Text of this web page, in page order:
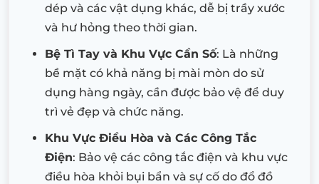
dép và các vật dụng khác, dễ bị trầy xước
và hư hỏng theo thời gian.
Bệ Tì Tay và Khu Vực Cần Số: Là những
bề mặt có khả năng bị mài mòn do sử
dụng hàng ngày, cần được bảo vệ để duy
trì vẻ đẹp và chức năng.
Khu Vực Điều Hòa và Các Công Tắc
Điện: Bảo vệ các công tắc điện và khu vực
điều hòa khỏi bụi bẩn và sự cố do đổ đồ